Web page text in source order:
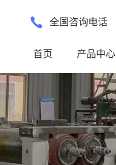
全国咨询电话
首页 产品中心